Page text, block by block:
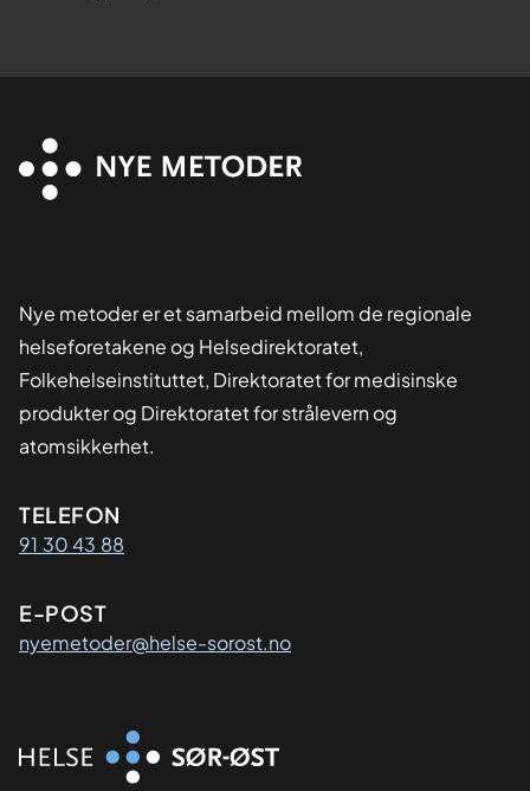
Nye metoder er et samarbeid mellom de regionale
helseforetakene og Helsedirektoratet,
Folkehelseinstituttet, Direktoratet for medisinske
produkter og Direktoratet for strålevern og
atomsikkerhet.
Kontaktinformasjon
TELEFON
91 30 43 88
E-POST
nyemetoder@helse-sorost.no
Organisasjon